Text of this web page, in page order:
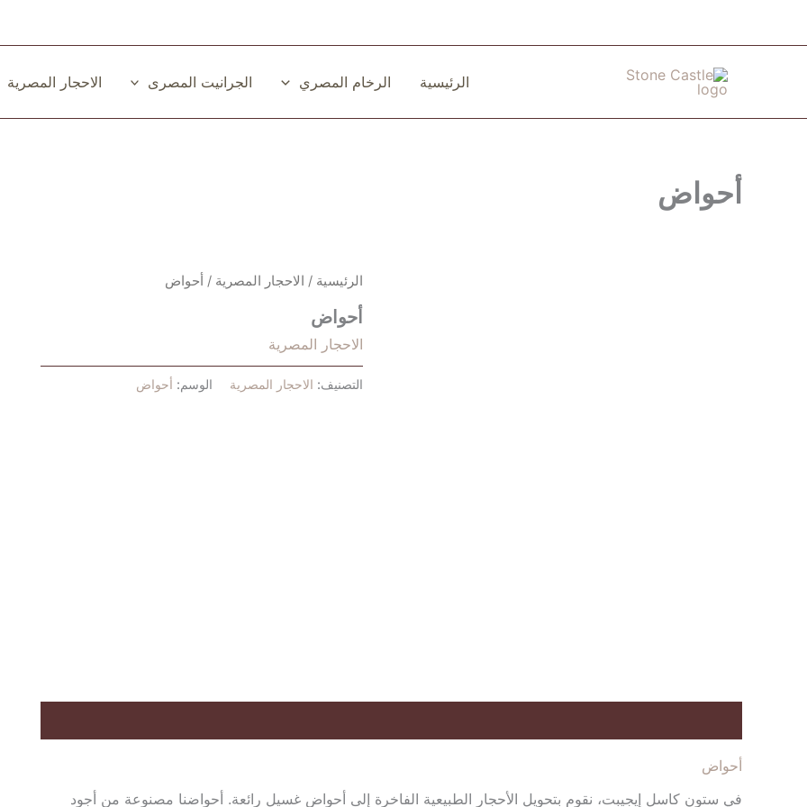
الرئيسية
الرخام المصري الجرانيت المصرى الاحجار المصرية
أحواض
الرئيسية / الاحجار المصرية / أحواض
أحواض
الاحجار المصرية
التصنيف: الاحجار المصرية الوسم: أحواض
أحواض
في ستون كاسل إيجيبت، نقوم بتحويل الأحجار الطبيعية الفاخرة إلى أحواض غسيل رائعة. أحواضنا مصنوعة من أجود